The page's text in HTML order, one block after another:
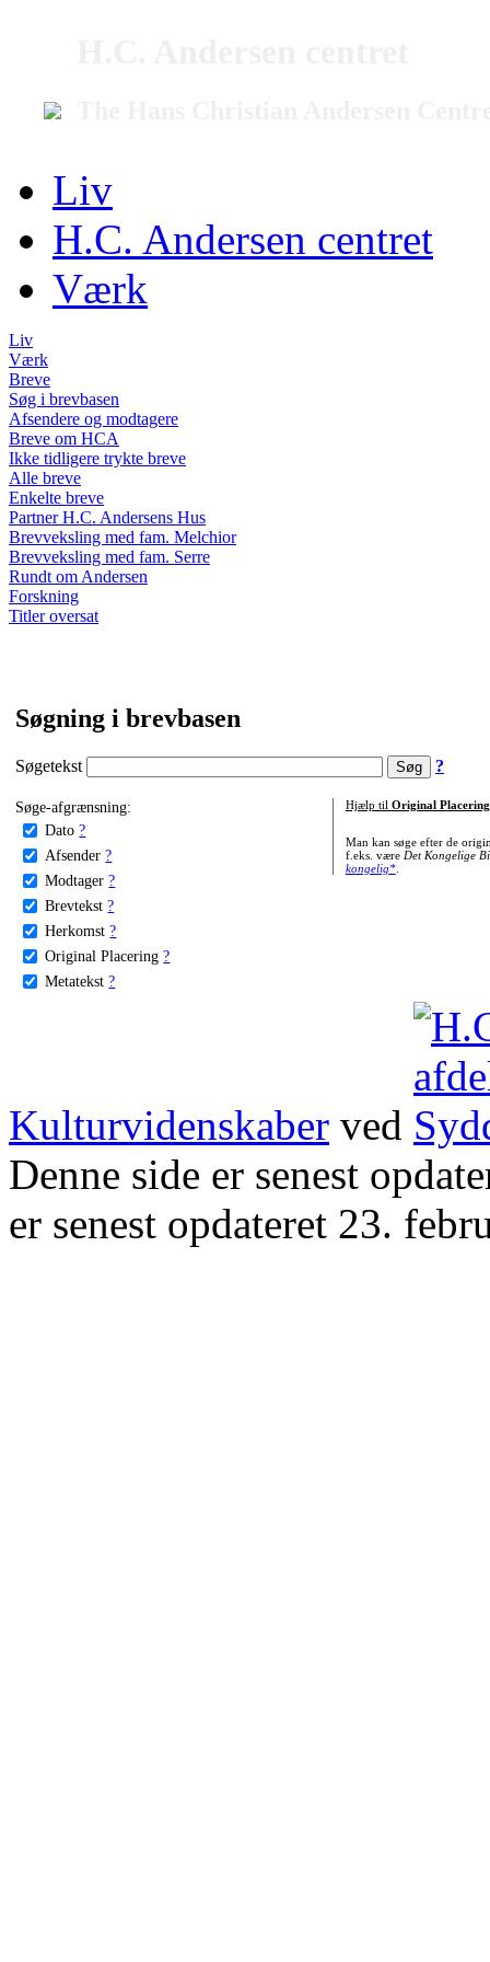
Liv
H.C. Andersen centret
Værk
Liv
Værk
Breve
Søg i brevbasen
Afsendere og modtagere
Breve om HCA
Ikke tidligere trykte breve
Alle breve
Enkelte breve
Partner H.C. Andersens Hus
Brevveksling med fam. Melchior
Brevveksling med fam. Serre
Rundt om Andersen
Forskning
Titler oversat
Søgning i brevbasen
Søgetekst ?
Søge-afgrænsning:
Dato ?
Afsender ?
Modtager ?
Brevtekst ?
Herkomst ?
Original Placering ?
Metatekst ?
Hjælp til Original Placering
Man kan søge efter de
f.eks. være Det Kongelige
kongelig*.
Kulturvidenskaber ved
Denne side er senest
er senest opdateret 23.